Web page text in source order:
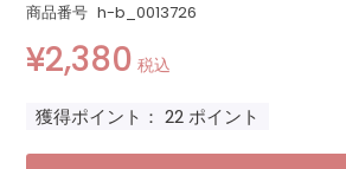
商品番号 h-b_0013726
¥2,380 税込
獲得ポイント： 22 ポイント